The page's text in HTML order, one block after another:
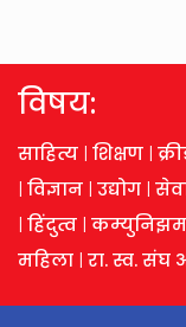
विषय:
साहित्य | शिक्षण |
| विज्ञान | उद्योग |
| हिंदुत्व | कम्युनिझम
महिला | रा. स्व. संघ